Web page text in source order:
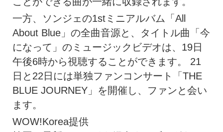
一方、ソンジェの1stミニアルバム「All
About Blue」の全曲音源と、タイトル曲「今
になって」のミュージックビデオは、19日
午後6時から視聴することができます。 21
日と22日には単独ファンコンサート「THE
BLUE JOURNEY」を開催し、ファンと会い
ます。
WOW!Korea提供